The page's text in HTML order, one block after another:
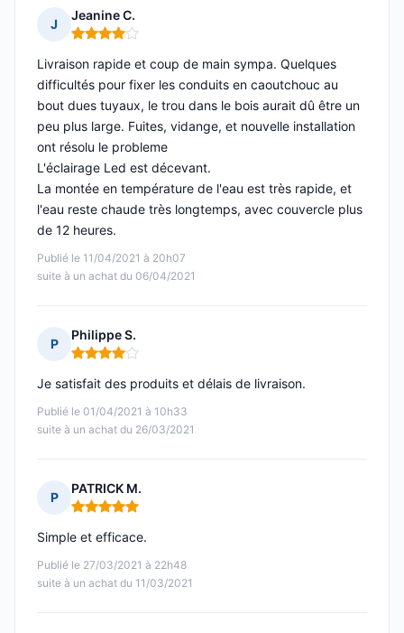
J
Jeanine C.
Note : 4 sur 5
Publié le 11/04/2021 à 20h07
suite à un achat du 06/04/2021
Livraison rapide et coup de main sympa. Quelques
difficultés pour fixer les conduits en caoutchouc au
bout dues tuyaux, le trou dans le bois aurait dû être un
peu plus large. Fuites, vidange, et nouvelle installation
ont résolu le probleme
L'éclairage Led est décevant.
La montée en température de l'eau est très rapide, et
l'eau reste chaude très longtemps, avec couvercle plus
de 12 heures.
P
Philippe S.
Note : 4 sur 5
Publié le 01/04/2021 à 10h33
suite à un achat du 26/03/2021
Je satisfait des produits et délais de livraison.
P
PATRICK M.
Note : 5 sur 5
Publié le 27/03/2021 à 22h48
suite à un achat du 11/03/2021
Simple et efficace.